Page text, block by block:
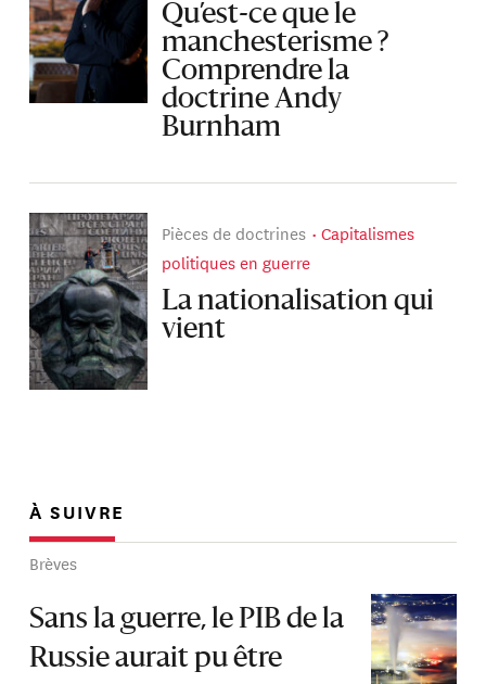
Qu’est-ce que le
manchesterisme ?
Comprendre la
doctrine Andy
Burnham
Pièces de doctrines
Capitalismes
politiques en guerre
La nationalisation qui
vient
À SUIVRE
Brèves
Sans la guerre, le PIB de la
Russie aurait pu être